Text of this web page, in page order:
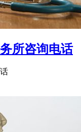
所咨询电话